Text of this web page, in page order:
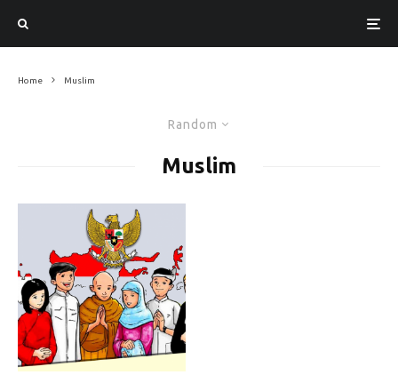
Home Muslim
Random
Muslim